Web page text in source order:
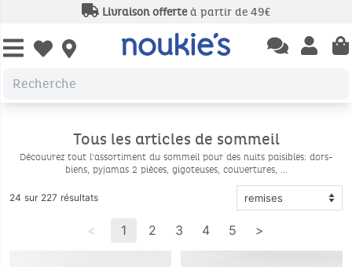
Livraison offerteà partir de 49€
Open wishlist Open
Open
Tous les articles de sommeil
Découvrez tout l'assortiment du sommeil pour des nuits paisibles: dors-
biens, pyjamas 2 pièces, gigoteuses, couvertures, ...
24 sur 227 résultats
< 1 2 3 4 5 >